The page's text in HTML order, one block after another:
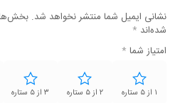
نشانی ایمیل شما منتشر نخواهد شد.
شده‌اند *
امتیاز شما *
۱ از ۵ ستاره ۲ از ۵ ستاره ۳ از ۵ ستاره